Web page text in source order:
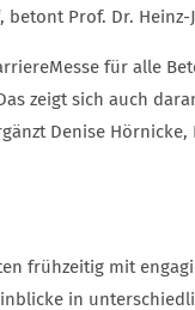
Prof. Dr.
für alle
zeigt sich auch
Denise
frühzeitig mit
in